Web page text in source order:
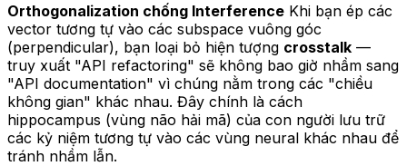
Orthogonalization chống Interference Khi bạn ép các
vector tương tự vào các subspace vuông góc
(perpendicular), bạn loại bỏ hiện tượng crosstalk —
truy xuất "API refactoring" sẽ không bao giờ nhầm sang
"API documentation" vì chúng nằm trong các "chiều
không gian" khác nhau. Đây chính là cách
hippocampus (vùng não hải mã) của con người lưu trữ
các kỷ niệm tương tự vào các vùng neural khác nhau để
tránh nhầm lẫn.